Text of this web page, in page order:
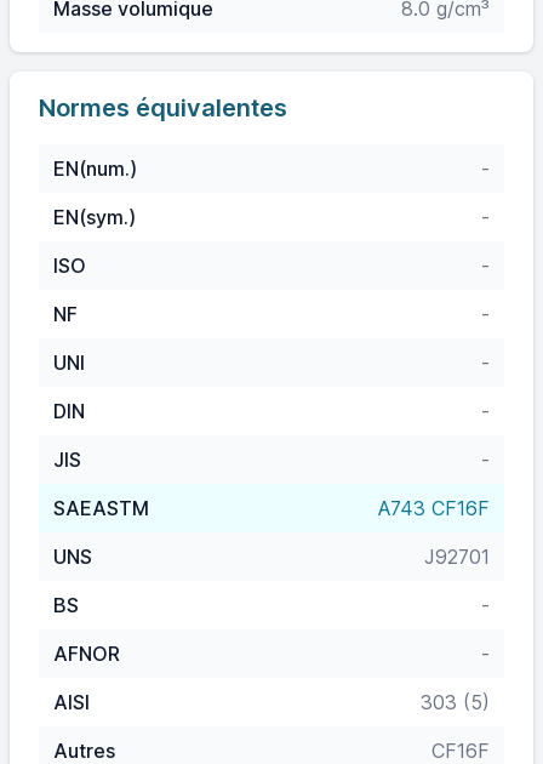
Masse volumique
8.0 g/cm³
Normes équivalentes
EN(num.)
-
EN(sym.)
-
ISO
-
NF
-
UNI
-
DIN
-
JIS
-
SAEASTM
A743 CF16F
UNS
J92701
BS
-
AFNOR
-
AISI
303 (5)
Autres
CF16F